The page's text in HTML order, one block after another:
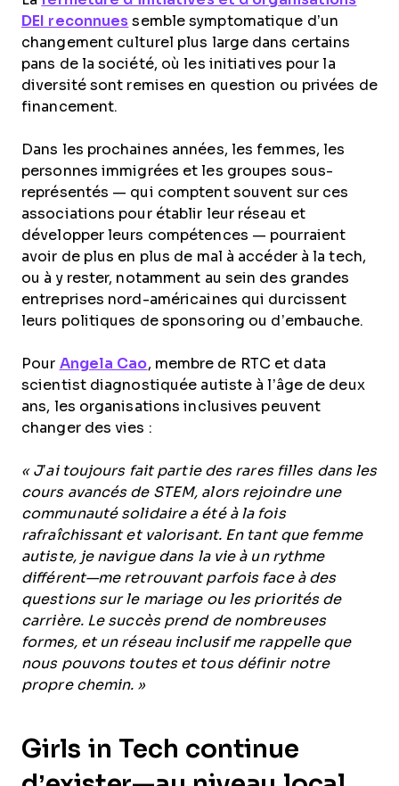
DEI reconnues semble symptomatique d’un
changement culturel plus large dans certains
pans de la société, où les initiatives pour la
diversité sont remises en question ou privées de
financement.
Dans les prochaines années, les femmes, les
personnes immigrées et les groupes sous-
représentés — qui comptent souvent sur ces
associations pour établir leur réseau et
développer leurs compétences — pourraient
avoir de plus en plus de mal à accéder à la tech,
ou à y rester, notamment au sein des grandes
entreprises nord-américaines qui durcissent
leurs politiques de sponsoring ou d’embauche.
Pour Angela Cao, membre de RTC et data
scientist diagnostiquée autiste à l’âge de deux
ans, les organisations inclusives peuvent
changer des vies :
« J’ai toujours fait partie des rares filles dans les
cours avancés de STEM, alors rejoindre une
communauté solidaire a été à la fois
rafraîchissant et valorisant. En tant que femme
autiste, je navigue dans la vie à un rythme
différent—me retrouvant parfois face à des
questions sur le mariage ou les priorités de
carrière. Le succès prend de nombreuses
formes, et un réseau inclusif me rappelle que
nous pouvons toutes et tous définir notre
propre chemin. »
Girls in Tech continue